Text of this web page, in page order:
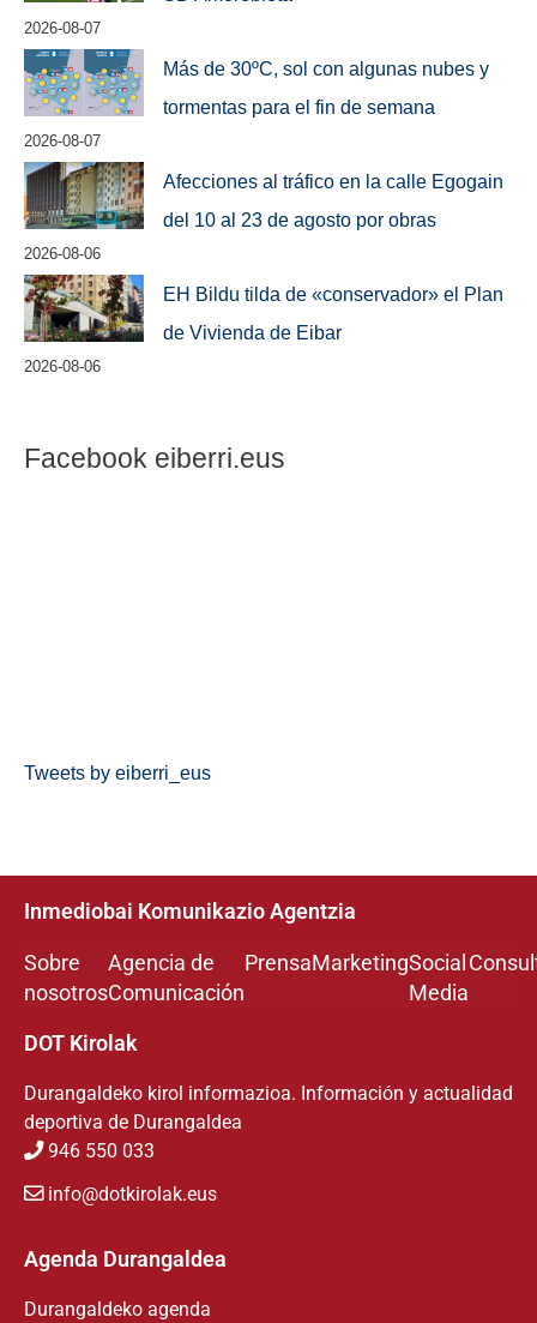
2026-08-07
Más de 30ºC, sol con algunas nubes y
tormentas para el fin de semana
2026-08-07
Afecciones al tráfico en la calle Egogain
del 10 al 23 de agosto por obras
2026-08-06
EH Bildu tilda de «conservador» el Plan
de Vivienda de Eibar
2026-08-06
Facebook eiberri.eus
Tweets by eiberri_eus
Inmediobai Komunikazio Agentzia
Sobre
nosotros
Agencia de
Comunicación
PrensaMarketingSocial
Media
DOT Kirolak
Durangaldeko kirol informazioa. Información y actualidad
deportiva de Durangaldea
946 550 033
info@dotkirolak.eus
Agenda Durangaldea
Durangaldeko agenda